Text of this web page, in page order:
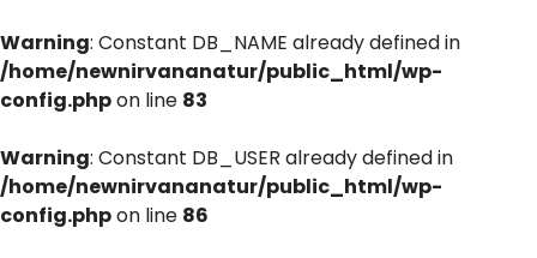
Warning: Constant DB_NAME already defined in
/home/newnirvananatur/public_html/wp-
config.phpon line 83
Warning: Constant DB_USER already defined in
/home/newnirvananatur/public_html/wp-
config.phpon line 86